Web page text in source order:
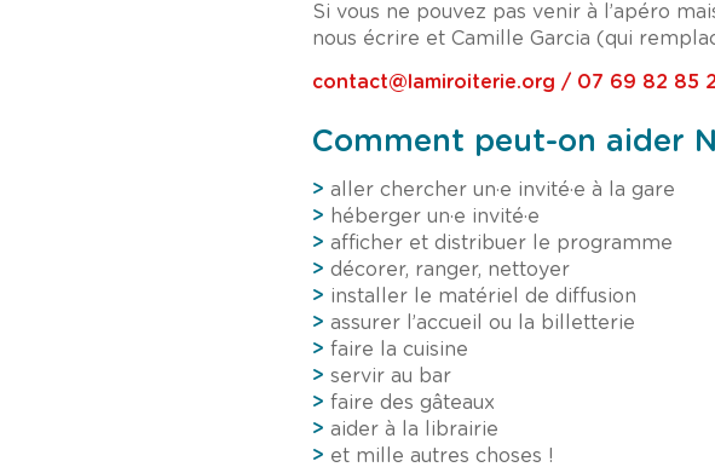
Si vous ne pouvez pas venir à l’apéro
nous écrire et Camille Garcia (qui
contact@lamiroiterie.org / 07 69 82 85
Comment peut-on aider
> aller chercher un·e invité·e à la gare
> héberger un·e invité·e
> afficher et distribuer le programme
> décorer, ranger, nettoyer
> installer le matériel de diffusion
> assurer l’accueil ou la billetterie
> faire la cuisine
> servir au bar
> faire des gâteaux
> aider à la librairie
> et mille autres choses !